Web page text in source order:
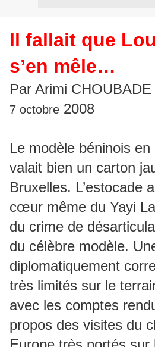
Il fallait que
s’en mêle…
Par Arimi CHOUBADE
7 octobre 2008
Le modèle béninois
valait bien un carton
Bruxelles. L’estocade
cœur même du Yayi
du crime de
du célèbre modèle.
diplomatiquement
très limités sur le
avec les comptes
propos des visites du